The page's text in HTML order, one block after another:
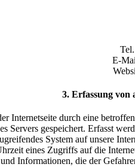
E-
3. Erfassung von
Internetseite durch eine
Servers gespeichert. Erfasst
System auf unsere
eines Zugriffs auf die
Informationen, die der